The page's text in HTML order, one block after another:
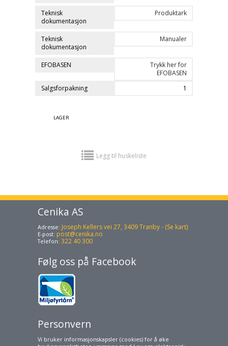
Teknisk
dokumentasjon
Produktark
Teknisk
dokumentasjon
Manualer
EFOBASEN
Trykk her for
EFOBASEN
Salgsforpakning
1
LAGER
Legg til huskeliste
Cenika AS
Adresse: Joseph Kellers vei 27, 3409 Tranby - (Se kart)
E-post: post@cenika.no
Telefon: 322 40 300
Følg oss på Facebook
Personvern
Vi bruker informasjonskapsler (cookies) for å øke